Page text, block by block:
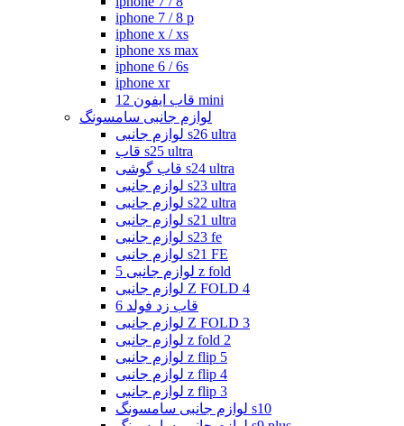
iphone 7 / 8 p
iphone x / xs
iphone xs max
iphone 6 / 6s
iphone xr
قاب ایفون 12 mini
لوازم جانبی سامسونگ
لوازم جانبی s26 ultra
قاب s25 ultra
قاب گوشی s24 ultra
لوازم جانبی s23 ultra
لوازم جانبی s22 ultra
لوازم جانبی s21 ultra
لوازم جانبی s23 fe
لوازم جانبی s21 FE
لوازم جانبی 5 z fold
لوازم جانبی Z FOLD 4
قاب زد فولد 6
لوازم جانبی Z FOLD 3
لوازم جانبی z fold 2
لوازم جانبی z flip 5
لوازم جانبی z flip 4
لوازم جانبی z flip 3
لوازم جانبی سامسونگ s10